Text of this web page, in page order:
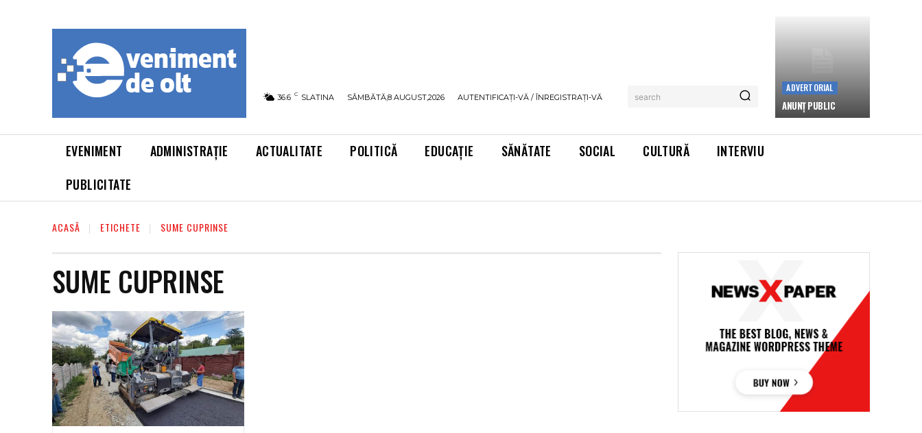
36.6 C SLATINA SÂMBĂTĂ,8 AUGUST,2026 AUTENTIFICAȚI-VĂ / ÎNREGISTRAȚI-VĂ search
ADVERTORIAL
ANUNȚ PUBLIC
EVENIMENT ADMINISTRAȚIE ACTUALITATE POLITICĂ EDUCAȚIE SĂNĂTATE SOCIAL CULTURĂ
INTERVIU
PUBLICITATE
ACASĂ ETICHETE SUME CUPRINSE
SUME CUPRINSE